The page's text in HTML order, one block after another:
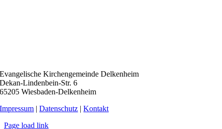
Evangelische Kirchengemeinde Delkenheim
Dekan-Lindenbein-Str. 6
65205 Wiesbaden-Delkenheim
Impressum |Datenschutz |Kontakt
Page load link